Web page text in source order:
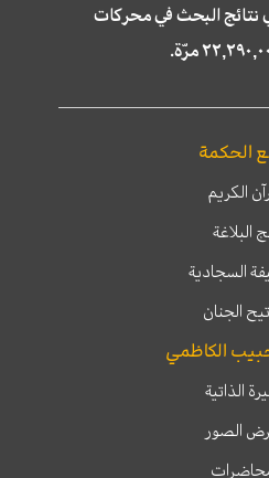
نتائج البحث في محركات
الحكمة
الكريم
البلاغة
السجادية
الجنان
الكاظمي
الذاتية
الصور